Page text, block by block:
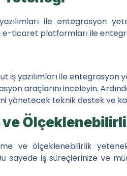
yazılımları ile entegrasyon
ticaret platformları ile
iş yazılımları ile
araçlarını inceleyin.
yönetecek teknik destek ve
ve ölçeklenebilirlik
sayede iş süreçlerinize ve